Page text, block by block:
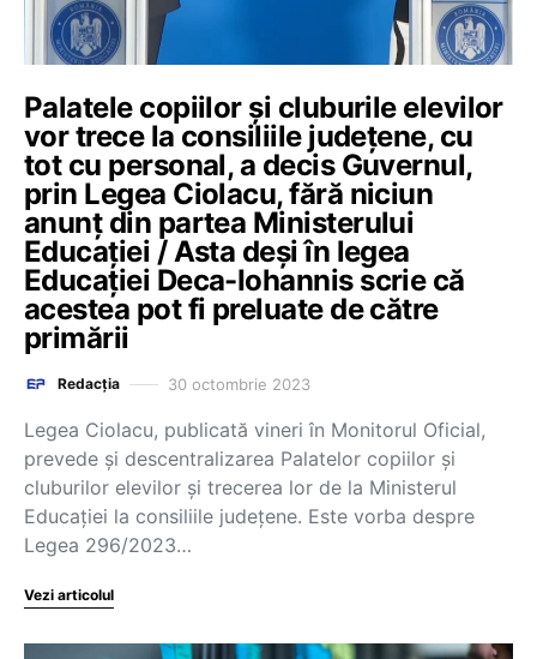
Palatele copiilor și cluburile elevilor
vor trece la consiliile județene, cu
tot cu personal, a decis Guvernul,
prin Legea Ciolacu, fără niciun
anunț din partea Ministerului
Educației / Asta deși în legea
Educației Deca-Iohannis scrie că
acestea pot fi preluate de către
primării
Redacția 30 octombrie 2023
Legea Ciolacu, publicată vineri în Monitorul Oficial,
prevede și descentralizarea Palatelor copiilor și
cluburilor elevilor și trecerea lor de la Ministerul
Educației la consiliile județene. Este vorba despre
Legea 296/2023…
Vezi articolul